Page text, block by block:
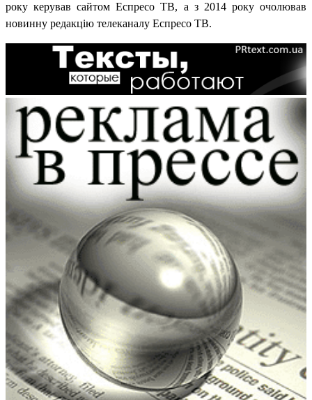
року керував сайтом Еспресо ТВ, а з 2014 року очолював
новинну редакцію телеканалу Еспресо ТВ.